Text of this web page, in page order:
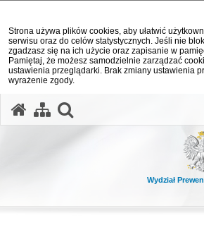
Strona używa plików cookies, aby ułatwić
serwisu oraz do celów statystycznych. Jeśli nie
zgadzasz się na ich użycie oraz zapisanie w
Pamiętaj, że możesz samodzielnie zarządzać
ustawienia przeglądarki. Brak zmiany ustawienia
wyrażenie zgody.
Wydział